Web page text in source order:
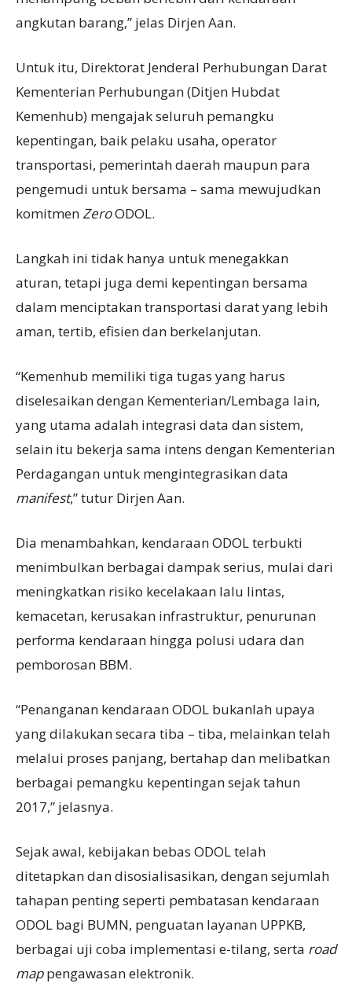
angkutan barang,” jelas Dirjen Aan.
Untuk itu, Direktorat Jenderal Perhubungan Darat
Kementerian Perhubungan (Ditjen Hubdat
Kemenhub) mengajak seluruh pemangku
kepentingan, baik pelaku usaha, operator
transportasi, pemerintah daerah maupun para
pengemudi untuk bersama – sama mewujudkan
komitmenZeroODOL.
Langkah ini tidak hanya untuk menegakkan
aturan, tetapi juga demi kepentingan bersama
dalam menciptakan transportasi darat yang lebih
aman, tertib, efisien dan berkelanjutan.
“Kemenhub memiliki tiga tugas yang harus
diselesaikan dengan Kementerian/Lembaga lain,
yang utama adalah integrasi data dan sistem,
selain itu bekerja sama intens dengan Kementerian
Perdagangan untuk mengintegrasikan data
manifest,” tutur Dirjen Aan.
Dia menambahkan, kendaraan ODOL terbukti
menimbulkan berbagai dampak serius, mulai dari
meningkatkan risiko kecelakaan lalu lintas,
kemacetan, kerusakan infrastruktur, penurunan
performa kendaraan hingga polusi udara dan
pemborosan BBM.
“Penanganan kendaraan ODOL bukanlah upaya
yang dilakukan secara tiba – tiba, melainkan telah
melalui proses panjang, bertahap dan melibatkan
berbagai pemangku kepentingan sejak tahun
2017,” jelasnya.
Sejak awal, kebijakan bebas ODOL telah
ditetapkan dan disosialisasikan, dengan sejumlah
tahapan penting seperti pembatasan kendaraan
ODOL bagi BUMN, penguatan layanan UPPKB,
berbagai uji coba implementasi e-tilang, serta road
mappengawasan elektronik.